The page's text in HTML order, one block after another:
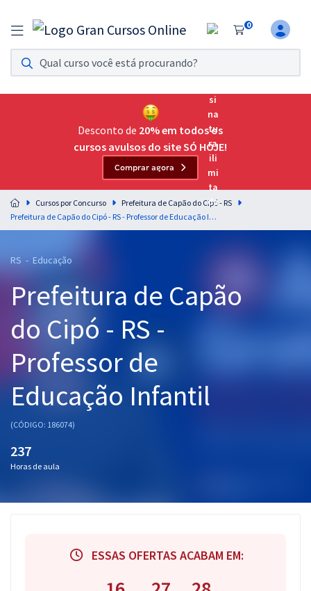
0
Assinatura Ilimitada 11
Acesso a todos os cursos. Teste grátis por 7 dias!
Assinatura OAB Até Passar
Acesso ilimitado a toda preparação para o Exame da
Residências Multiprofissionais
Preparação completa e intensiva para as principais
residências em saúde do Brasil
Cursos 20% OFF
Pós
Graduação
OAB
Questões grátis
Desconto de 20% em todos os
cursos avulsos do site SÓ HOJE!
Comprar agora
Cursos por Concurso
Prefeitura de Capão do Cipó - RS
Prefeitura de Capão do Cipó - RS - Professor de Educação Infantil
RS - Educação
Prefeitura de Capão
do Cipó - RS -
Professor de
Educação Infantil
(CÓDIGO: 186074)
237
Horas de aula
ESSAS OFERTAS ACABAM EM: